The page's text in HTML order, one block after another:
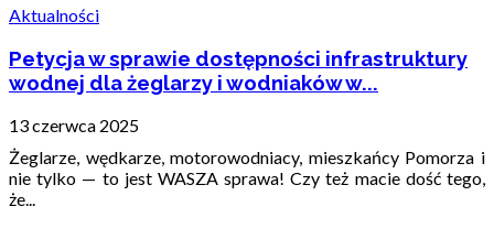
Aktualności
Petycja w sprawie dostępności infrastruktury
wodnej dla żeglarzy i wodniaków w...
13 czerwca 2025
Żeglarze, wędkarze, motorowodniacy, mieszkańcy Pomorza i
nie tylko — to jest WASZA sprawa! Czy też macie dość tego,
że...